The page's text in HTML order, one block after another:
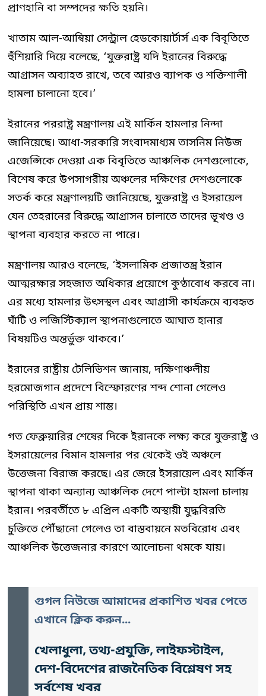
প্রাণহানি বা সম্পদের ক্ষতি হয়নি।
খাতাম আল-আম্বিয়া সেন্ট্রাল হেডকোয়ার্টার্স এক বিবৃতিতে
হুঁশিয়ারি দিয়ে বলেছে, ‘যুক্তরাষ্ট্র যদি ইরানের বিরুদ্ধে
আগ্রাসন অব্যাহত রাখে, তবে আরও ব্যাপক ও শক্তিশালী
হামলা চালানো হবে।’
ইরানের পররাষ্ট্র মন্ত্রণালয় এই মার্কিন হামলার নিন্দা
জানিয়েছে। আধা-সরকারি সংবাদমাধ্যম তাসনিম নিউজ
এজেন্সিকে দেওয়া এক বিবৃতিতে আঞ্চলিক দেশগুলোকে,
বিশেষ করে উপসাগরীয় অঞ্চলের দক্ষিণের দেশগুলোকে
সতর্ক করে মন্ত্রণালয়টি জানিয়েছে, যুক্তরাষ্ট্র ও ইসরায়েল
যেন তেহরানের বিরুদ্ধে আগ্রাসন চালাতে তাদের ভূখণ্ড ও
স্থাপনা ব্যবহার করতে না পারে।
মন্ত্রণালয় আরও বলেছে, ‘ইসলামিক প্রজাতন্ত্র ইরান
আত্মরক্ষার সহজাত অধিকার প্রয়োগে কুণ্ঠাবোধ করবে না।
এর মধ্যে হামলার উৎসস্থল এবং আগ্রাসী কার্যক্রমে ব্যবহৃত
ঘাঁটি ও লজিস্টিক্যাল স্থাপনাগুলোতে আঘাত হানার
বিষয়টিও অন্তর্ভুক্ত থাকবে।’
ইরানের রাষ্ট্রীয় টেলিভিশন জানায়, দক্ষিণাঞ্চলীয়
হরমোজগান প্রদেশে বিস্ফোরণের শব্দ শোনা গেলেও
পরিস্থিতি এখন প্রায় শান্ত।
গত ফেব্রুয়ারির শেষের দিকে ইরানকে লক্ষ্য করে যুক্তরাষ্ট্র ও
ইসরায়েলের বিমান হামলার পর থেকেই ওই অঞ্চলে
উত্তেজনা বিরাজ করছে। এর জেরে ইসরায়েল এবং মার্কিন
স্থাপনা থাকা অন্যান্য আঞ্চলিক দেশে পাল্টা হামলা চালায়
ইরান। পরবর্তীতে ৮ এপ্রিল একটি অস্থায়ী যুদ্ধবিরতি
চুক্তিতে পৌঁছানো গেলেও তা বাস্তবায়নে মতবিরোধ এবং
আঞ্চলিক উত্তেজনার কারণে আলোচনা থমকে যায়।
গুগল নিউজে আমাদের প্রকাশিত খবর পেতে
এখানে ক্লিক করুন...
খেলাধুলা, তথ্য-প্রযুক্তি, লাইফস্টাইল,
দেশ-বিদেশের রাজনৈতিক বিশ্লেষণ সহ
সর্বশেষ খবর